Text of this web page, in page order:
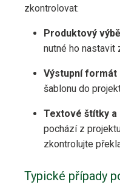
zkontrolovat:
Produktový
nutné ho nastavit
Výstupní formát
šablonu do
Textové štítky a
pochází z
zkontrolujte
Typické případy